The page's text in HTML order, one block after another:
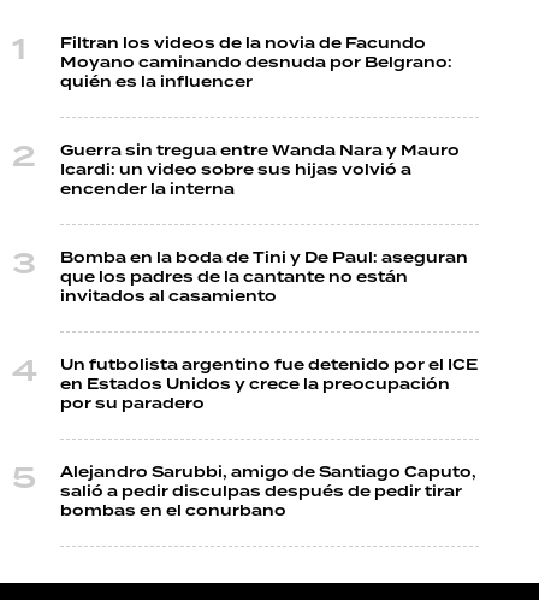
Filtran los videos de la novia de Facundo
Moyano caminando desnuda por Belgrano:
quién es la influencer
Guerra sin tregua entre Wanda Nara y Mauro
Icardi: un video sobre sus hijas volvió a
encender la interna
Bomba en la boda de Tini y De Paul: aseguran
que los padres de la cantante no están
invitados al casamiento
Un futbolista argentino fue detenido por el ICE
en Estados Unidos y crece la preocupación
por su paradero
Alejandro Sarubbi, amigo de Santiago Caputo,
salió a pedir disculpas después de pedir tirar
bombas en el conurbano